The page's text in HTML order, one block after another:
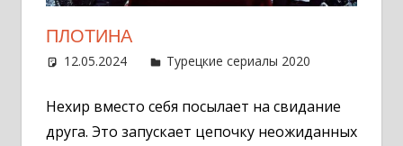
ПЛОТИНА
12.05.2024 Администратор
Турецкие сериалы 2020
Нехир вместо себя посылает на свидание
друга. Это запускает цепочку неожиданных